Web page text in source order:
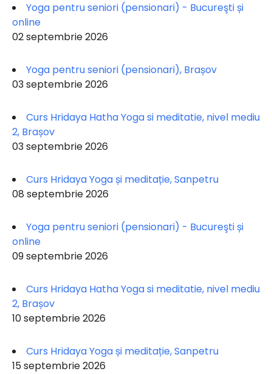
Yoga pentru seniori (pensionari) - Bucureşti și
online
02 septembrie 2026
Yoga pentru seniori (pensionari), Brașov
03 septembrie 2026
Curs Hridaya Hatha Yoga si meditatie, nivel mediu
2, Brașov
03 septembrie 2026
Curs Hridaya Yoga și meditație, Sanpetru
08 septembrie 2026
Yoga pentru seniori (pensionari) - Bucureşti și
online
09 septembrie 2026
Curs Hridaya Hatha Yoga si meditatie, nivel mediu
2, Brașov
10 septembrie 2026
Curs Hridaya Yoga și meditație, Sanpetru
15 septembrie 2026